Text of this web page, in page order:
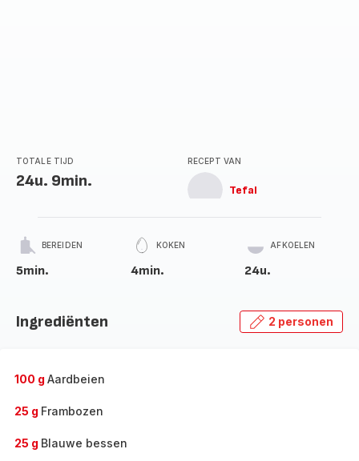
TOTALE TIJD
24u. 9min.
RECEPT VAN
Tefal
BEREIDEN
5min.
KOKEN
4min.
AFKOELEN
24u.
Ingrediënten 2 personen
100 g Aardbeien
25 g Frambozen
25 g Blauwe bessen